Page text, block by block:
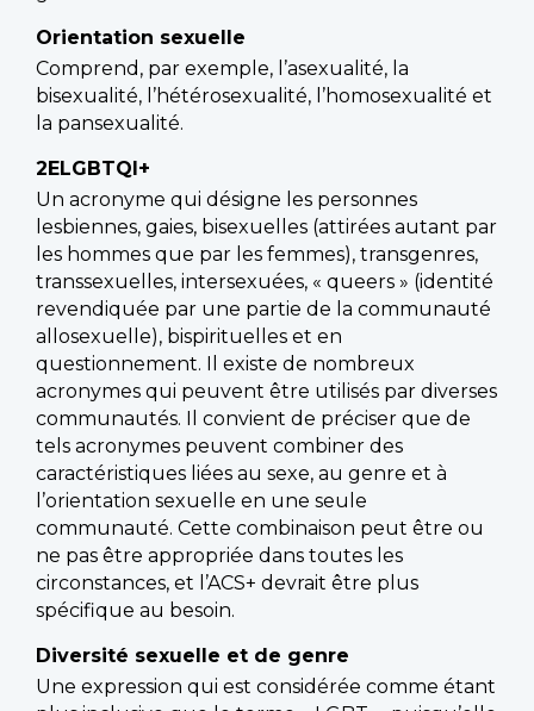
Orientation sexuelle
Comprend, par exemple, l’asexualité, la
bisexualité, l’hétérosexualité, l’homosexualité et
la pansexualité.
2ELGBTQI+
Un acronyme qui désigne les personnes
lesbiennes, gaies, bisexuelles (attirées autant par
les hommes que par les femmes), transgenres,
transsexuelles, intersexuées, « queers » (identité
revendiquée par une partie de la communauté
allosexuelle), bispirituelles et en
questionnement. Il existe de nombreux
acronymes qui peuvent être utilisés par diverses
communautés. Il convient de préciser que de
tels acronymes peuvent combiner des
caractéristiques liées au sexe, au genre et à
l’orientation sexuelle en une seule
communauté. Cette combinaison peut être ou
ne pas être appropriée dans toutes les
circonstances, et l’ACS+ devrait être plus
spécifique au besoin.
Diversité sexuelle et de genre
Une expression qui est considérée comme étant